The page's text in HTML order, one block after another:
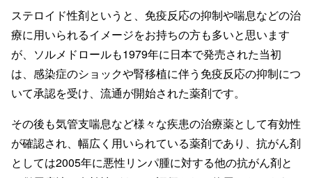
ステロイド性剤というと、免疫反応の抑制や喘息などの治
療に用いられるイメージをお持ちの方も多いと思います
が、ソルメドロールも1979年に日本で発売された当初
は、感染症のショックや腎移植に伴う免疫反応の抑制につ
いて承認を受け、流通が開始された薬剤です。
その後も気管支喘息など様々な疾患の治療薬として有効性
が確認され、幅広く用いられている薬剤であり、抗がん剤
としては2005年に悪性リンパ腫に対する他の抗がん剤と